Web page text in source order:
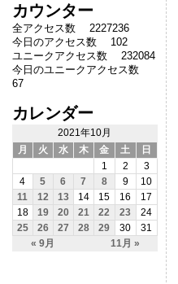
カウンター
全アクセス数 2227236
今日のアクセス数 102
ユニークアクセス数 232084
今日のユニークアクセス数
67
カレンダー
2021年10月
月
火 水 木 金 土 日
« 9月 11月 »
1 2
3
4
5 6 7 8 9
10
11
12 13 14 15 16
17
18
19 20 21 22 23
24
25
26 27 28 29 30 31